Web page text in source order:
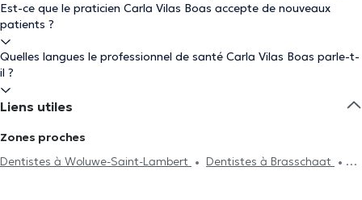
Est-ce que le praticien Carla Vilas Boas accepte de nouveaux
patients ?
Quelles langues le professionnel de santé Carla Vilas Boas parle-t-
il ?
Liens utiles
Zones proches
Dentistes à Woluwe-Saint-Lambert
Dentistes à Brasschaat